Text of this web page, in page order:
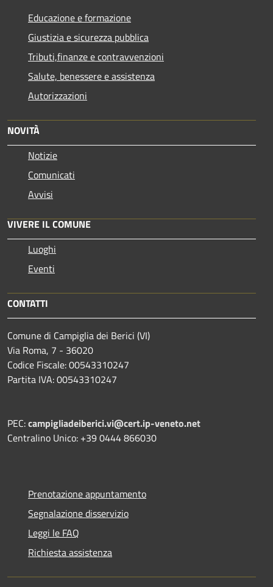
Educazione e formazione
Giustizia e sicurezza pubblica
Tributi,finanze e contravvenzioni
Salute, benessere e assistenza
Autorizzazioni
NOVITÀ
Notizie
Comunicati
Avvisi
VIVERE IL COMUNE
Luoghi
Eventi
CONTATTI
Comune di Campiglia dei Berici (VI)
Via Roma, 7 - 36020
Codice Fiscale: 00543310247
Partita IVA: 00543310247
PEC:campigliadeiberici.vi@cert.ip-veneto.net
Centralino Unico: +39 0444 866030
Prenotazione appuntamento
Segnalazione disservizio
Leggi le FAQ
Richiesta assistenza